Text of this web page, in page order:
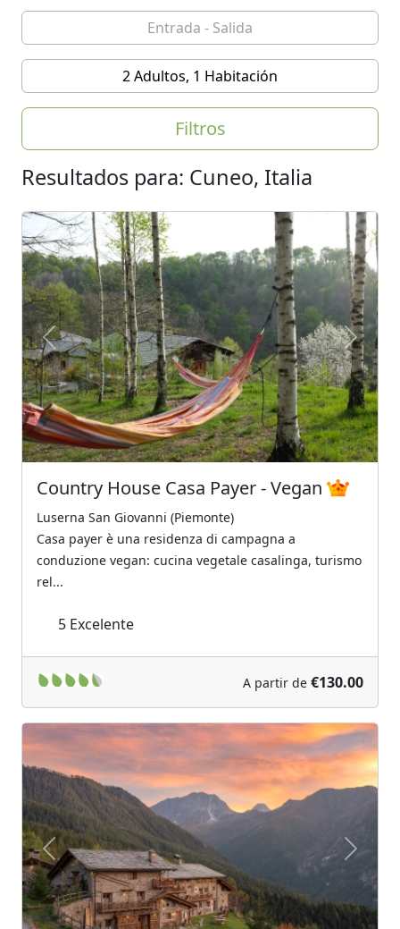
2 Adultos, 1 Habitación
Filtros
Resultados para: Cuneo, Italia
Previous Next
Country House Casa Payer - Vegan
Luserna San Giovanni (Piemonte)
Casa payer è una residenza di campagna a
conduzione vegan: cucina vegetale casalinga, turismo
rel...
5 Excelente
A partir de €130.00
Previous Next